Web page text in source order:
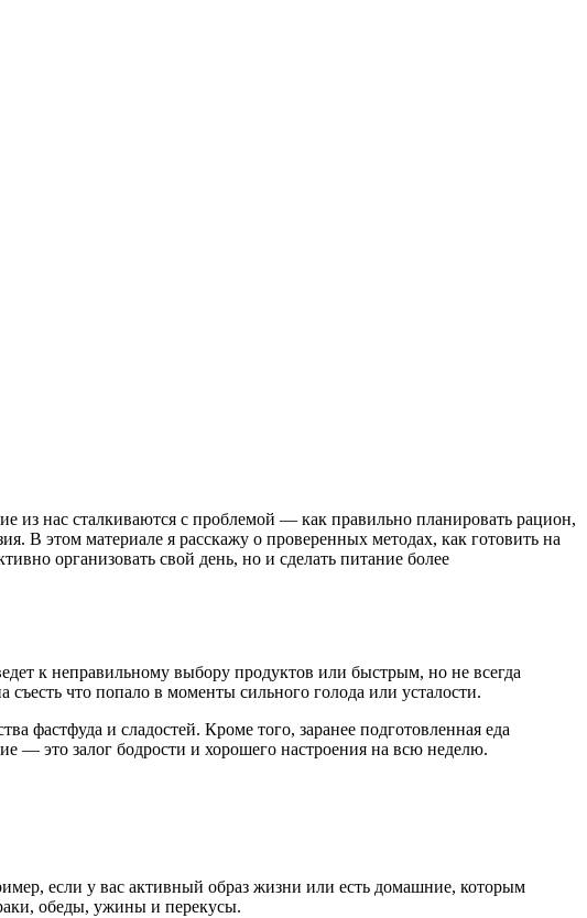
из нас сталкиваются с проблемой — как правильно планировать рацион,
В этом материале я расскажу о проверенных методах, как готовить на
организовать свой день, но и сделать питание более
к неправильному выбору продуктов или быстрым, но не всегда
что попало в моменты сильного голода или усталости.
фастфуда и сладостей. Кроме того, заранее подготовленная еда
— это залог бодрости и хорошего настроения на всю неделю.
если у вас активный образ жизни или есть домашние, которым
обеды, ужины и перекусы.